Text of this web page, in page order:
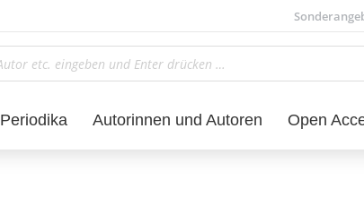
Periodika Autorinnen und Autoren Open